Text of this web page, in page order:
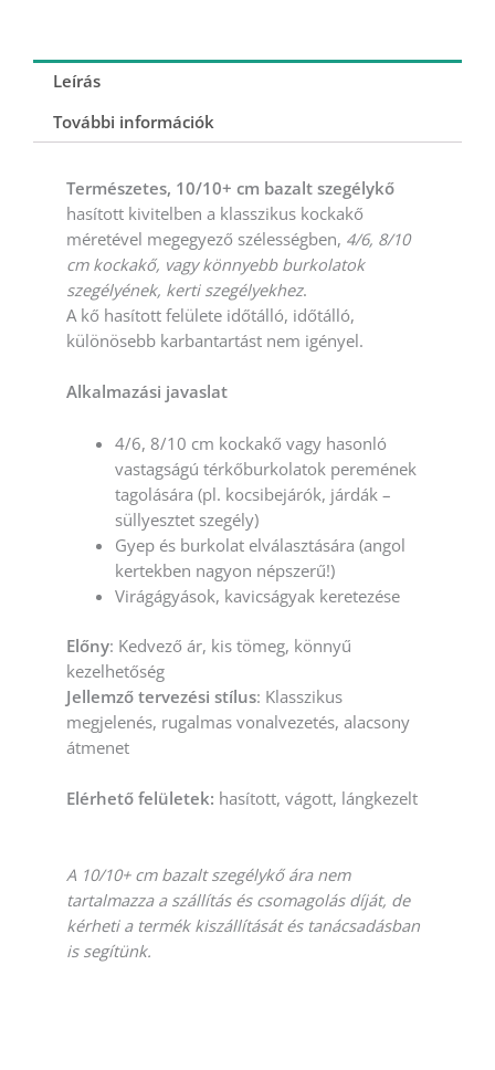
Leírás
További információk
Természetes, 10/10+ cm bazalt szegélykő
hasított kivitelben a klasszikus kockakő
méretével megegyező szélességben, 4/6, 8/10
cm kockakő, vagy könnyebb burkolatok
szegélyének, kerti szegélyekhez.
A kő hasított felülete időtálló, időtálló,
különösebb karbantartást nem igényel.
Alkalmazási javaslat
4/6, 8/10 cm kockakő vagy hasonló
vastagságú térkőburkolatok peremének
tagolására (pl. kocsibejárók, járdák –
süllyesztet szegély)
Gyep és burkolat elválasztására (angol
kertekben nagyon népszerű!)
Virágágyások, kavicságyak keretezése
Előny: Kedvező ár, kis tömeg, könnyű
kezelhetőség
Jellemző tervezési stílus: Klasszikus
megjelenés, rugalmas vonalvezetés, alacsony
átmenet
Elérhető felületek: hasított, vágott, lángkezelt
A 10/10+ cm bazalt szegélykő ára nem
tartalmazza a szállítás és csomagolás díját, de
kérheti a termék kiszállítását és tanácsadásban
is segítünk.